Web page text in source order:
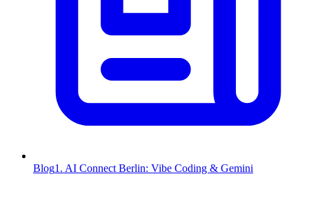
Blog1. AI Connect Berlin: Vibe Coding & Gemini